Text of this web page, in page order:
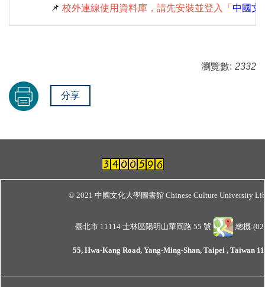
📌 校外連線使用資料庫，請先安裝並登入「 中國文
瀏覽數: 2332
分享
© 2021 中國文化大學圖書館 Chinese Culture University
臺北市 11114 士林區陽明山華岡路 55 號 總機
55, Hwa-Kang Road, Yang-Ming-Shan, Taipei , Taiwan